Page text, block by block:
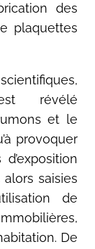
des
plaquettes
révélé
et le
provoquer
saisies
de
De